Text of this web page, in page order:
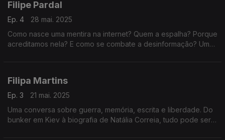
Filipe Pardal
Ep. 4
28 mai. 2025
Como nasce uma mentira na internet? Quem a espalha? Porque
acreditamos nela? E como se combate a desinformação? Um
Filipa Martins
Ep. 3
21 mai. 2025
Uma conversa sobre guerra, memória, escrita e liberdade. Do
bunker em Kiev à biografia de Natália Correia, tudo pode ser